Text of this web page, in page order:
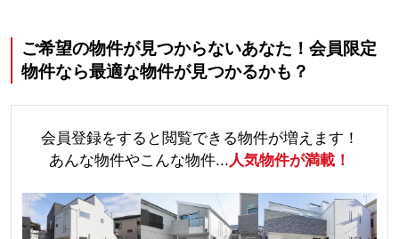
ご希望の物件が見つからないあなた！会員限定
物件なら最適な物件が見つかるかも？
会員登録をすると閲覧できる物件が増えます！
あんな物件やこんな物件...人気物件が満載！